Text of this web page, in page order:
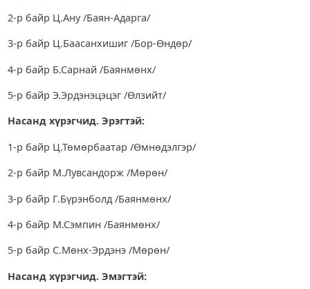
2-р байр Ц.Ану /Баян-Адарга/
3-р байр Ц.Баасанхишиг /Бор-Өндөр/
4-р байр Б.Сарнай /Баянмөнх/
5-р байр Э.Эрдэнэцэцэг /Өлзийт/
Насанд хүрэгчид. Эрэгтэй:
1-р байр Ц.Төмөрбаатар /Өмнөдэлгэр/
2-р байр М.Лувсандорж /Мөрөн/
3-р байр Г.Бүрэнболд /Баянмөнх/
4-р байр М.Сэмпин /Баянмөнх/
5-р байр С.Мөнх-Эрдэнэ /Мөрөн/
Насанд хүрэгчид. Эмэгтэй: